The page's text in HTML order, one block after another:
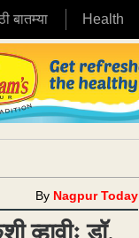
बातम्या Health
By Nagpur Today